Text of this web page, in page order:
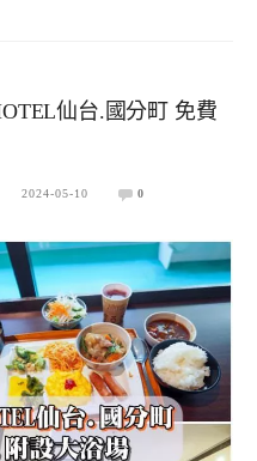
仙台.國分町 免費
2024-05-10 0